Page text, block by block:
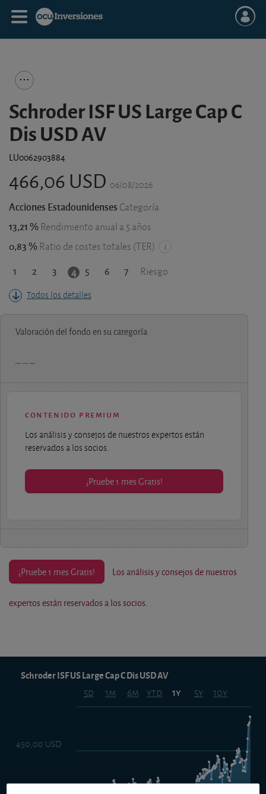
Schroder ISF US Large Cap C
Dis USD AV
LU0062903884
466,06 USD 06/08/2026
Acciones Estadounidenses Categoría
13,21 % Rendimiento anual a 5 años
0,83 % Ratio de costes totales (TER)
1 2 3 4 5 6 7 Riesgo
Todos los detalles
Valoración del fondo en su categoría
contenido premium
Los análisis y consejos de nuestros expertos están
reservados a los socios.
¡Pruebe 1 mes Gratis!
¡Pruebe 1 mes Gratis! Los análisis y consejos de nuestros
expertos están reservados a los socios.
5d 1m 6m ytd 1y 5y 10y
Schroder ISF US Large Cap C Dis USD AV
425,00 USD
450,00 USD